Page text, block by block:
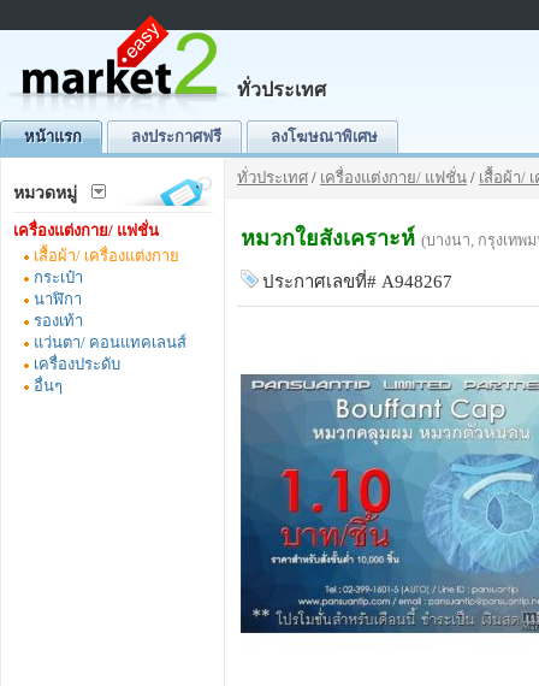
ทั่วประเทศ
หน้าแรก ลงประกาศฟรี ลงโฆษณาพิเศษ
หมวดหมู่
เครื่องแต่งกาย/ แฟชั่น
เสื้อผ้า/ เครื่องแต่งกาย
กระเป๋า
นาฬิกา
รองเท้า
แว่นตา/ คอนแทคเลนส์
เครื่องประดับ
อื่นๆ
ทั่วประเทศ / เครื่องแต่งกาย/ แฟชั่น / เสื้อผ้า/
หมวกใยสังเคราะห์ (บางนา, กรุงเทพ
ประกาศเลขที่# A948267